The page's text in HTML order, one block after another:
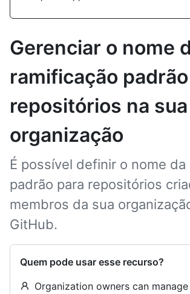
Gerenciar o nome
ramificação
repositórios na sua
organização
É possível definir o nome da
padrão para repositórios
membros da sua
GitHub.
Quem pode usar esse recurso?
Organization owners can